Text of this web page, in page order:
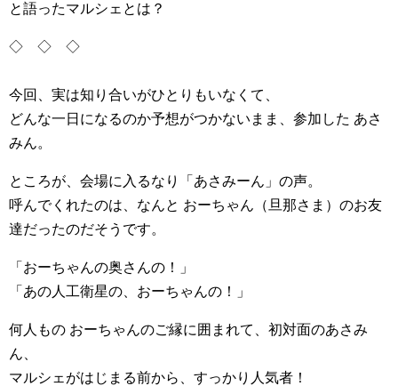
と語ったマルシェとは？
◇ ◇ ◇
今回、実は知り合いがひとりもいなくて、
どんな一日になるのか予想がつかないまま、参加した あさ
みん。
ところが、会場に入るなり「あさみーん」の声。
呼んでくれたのは、なんと おーちゃん（旦那さま）のお友
達だったのだそうです。
「おーちゃんの奥さんの！」
「あの人工衛星の、おーちゃんの！」
何人もの おーちゃんのご縁に囲まれて、初対面のあさみ
ん、
マルシェがはじまる前から、すっかり人気者！